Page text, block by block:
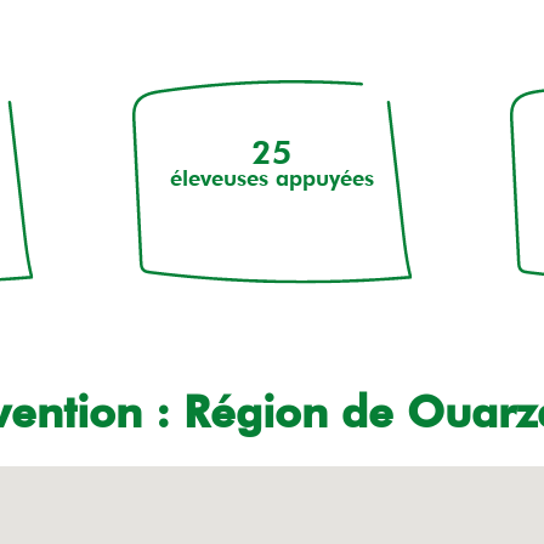
25
éleveuses appuyées
: Région de